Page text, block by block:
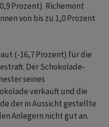
Prozent). Richemont
von bis zu 1,0 Prozent
(-16,7 Prozent) für die
Der Schokolade-
seines
verkauft und die
der in Aussicht gestellte
Anlegern nicht gut an.